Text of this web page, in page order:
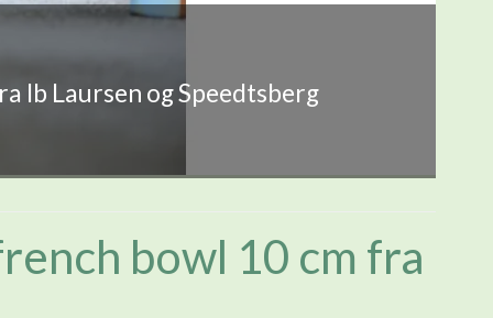
Ib Laursen og Speedtsberg
bowl 10 cm fra